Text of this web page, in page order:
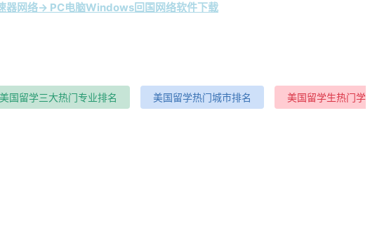
器网络→ PC电脑Windows回国网络软件下载
美国留学三大热门专业排名 美国留学热门城市排名 美国留学生热门学